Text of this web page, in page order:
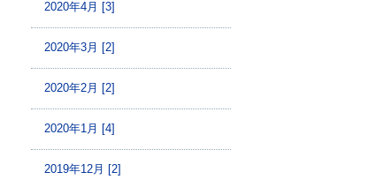
2020年4月 [3]
2020年3月 [2]
2020年2月 [2]
2020年1月 [4]
2019年12月 [2]